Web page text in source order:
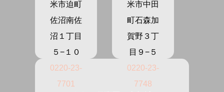
米市迫町
佐沼南佐
沼１丁目
５−１０
0220-23-
7701
米市中田
町石森加
賀野３丁
目９−５
0220-23-
7748